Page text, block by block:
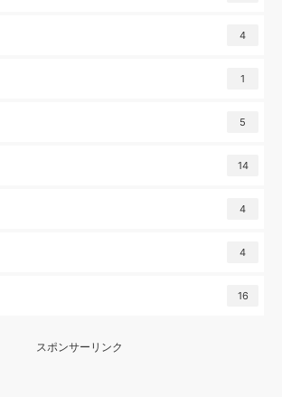
4
1
5
14
4
4
16
スポンサーリンク